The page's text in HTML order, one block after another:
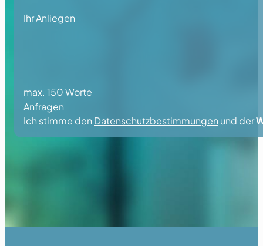
Ihr Anliegen
max. 150 Worte
Anfragen
Ich stimme den Datenschutzbestimmungen und der